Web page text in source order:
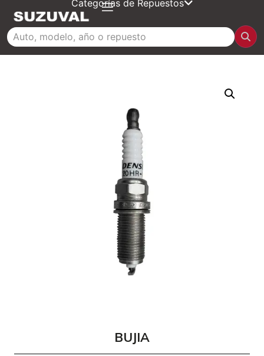
Categorías de Repuestos
BUJIA